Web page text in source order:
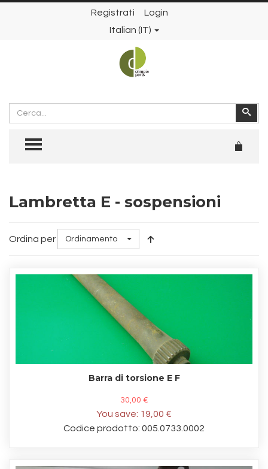
Registrati
Login
Italian (IT)
Cerca
TOGGLE MENU
Lambretta E - sospensioni
Ordina per Ordinamento
Barra di torsione E F
30,00 €
You save: 19,00 €
Codice prodotto: 005.0733.0002